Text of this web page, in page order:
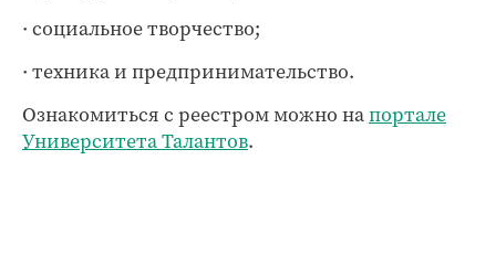
· социальное творчество;
· техника и предпринимательство.
Ознакомиться с реестром можно напортале
Университета Талантов.